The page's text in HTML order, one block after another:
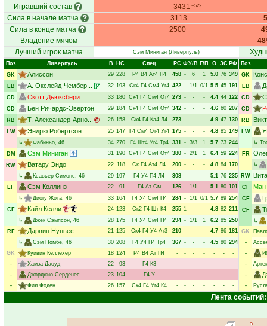
Игравший состав 3431 +522
Сила в начале матча 3113
Сила в конце матча
2500
Владение мячом
Лучший игрок матча
Сэм Миниган (Ливерпуль)
Поз Ливерпуль В НC Спец РC ФУ/В Г/П О ЗС РФ
GK
Алиссон 29 228 Р4 В4 Ат4 П4 458 - 6 1 5.0 76 349
LB
А. Окслейд-Чембер... 32 193 Ск4 Г4 См4 Уг4 422 - 1/1 0/1 5.5 45 191
CD
Скотт Дьюксбери 33 180 Ск4 Г4 См4 От4 273 - - - 4.4 44 122
CD
Бен Ричардс-Эвертон 29 184 Ск4 Г4 См4 От4 342 - - - 4.6 60 207
RB
Т. Александер-Арно... 26 158 Ск4 Г4 Ка4 Л4 273 - - - 4.9 47 130
LW
Эндрю Робертсон 25 147 Г4 См4 От4 Уг4 175 - - - 4.8 85 149
↳
Фабиньо, 46 34 270 Г4 Шт4 Уг4 Тр4 331 - 3/3 1 5.7 73 244
DM
Сэм Миниган 31 190 Ск4 Г4 См4 От4 380 - 2/1 1 6.4 59 224
RW
Ватару Эндо 22 118 Ск Г4 Ат4 Л4 200 - - - 4.8 84 170
↳
Ксавьер Симонс, 46 29 197 Г4 У4 П4 Л4 308 - - - 5.1 76 235
LF
Сэм Коллинз 22 91 Г4 Ат См 126 - 1/1 - 5.1 80 101
↳
Диогу Жота, 46 33 164 Г4 У4 См4 П4 284 - 1/1 0/1 5.7 89 254
CF
Кайл Келли 24 123 Ск2 Г4 Шт К4 255 1 - - 4.8 82 211
↳
Джек Сэмпсон, 46 28 175 Г4 У4 См4 П4 294 - 1/1 1 6.2 85 250
RF
Дарвин Нуньес 21 125 Ск4 Г4 У4 Ат3 210 - - - 4.7 86 181
↳
Сэм Номбе, 46 30 208 Г4 У4 П4 Тр4 367 - - - 4.5 80 294
GK
Куивин Келлехер 18 124 Р4 В4 Ат П4 - - - - - -
-
-
Хамза Даоуд 22 93 Г4 К3 - - - - - -
-
-
Джорджио Серденес 23 104 Г4 У - - - - - -
-
-
Фил Фоден 26 157 Ск4 Г4 Уг4 К4 - - - - - - -
Поз
GK
LB
CD
CD
RB
LW
↳
FR
↳
RW
CF Ман
CF
CF
↳
GK
-
-
-
-
-
Лента событий: